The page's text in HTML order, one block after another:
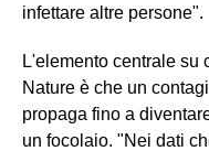
infettare altre persone".
L'elemento centrale su
Nature è che un
propaga fino a
un focolaio. "Nei dati